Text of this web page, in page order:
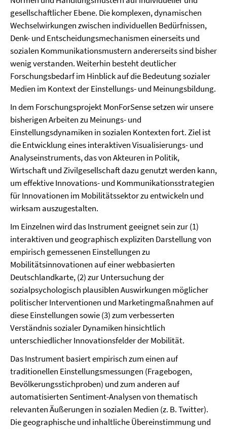
gesellschaftlicher Ebene. Die komplexen, dynamischen
Wechselwirkungen zwischen individuellen Bedürfnissen,
Denk- und Entscheidungsmechanismen einerseits und
sozialen Kommunikationsmustern andererseits sind bisher
wenig verstanden. Weiterhin besteht deutlicher
Forschungsbedarf im Hinblick auf die Bedeutung sozialer
Medien im Kontext der Einstellungs- und Meinungsbildung.
In dem Forschungsprojekt MonForSense setzen wir unsere
bisherigen Arbeiten zu Meinungs- und
Einstellungsdynamiken in sozialen Kontexten fort. Ziel ist
die Entwicklung eines interaktiven Visualisierungs- und
Analyseinstruments, das von Akteuren in Politik,
Wirtschaft und Zivilgesellschaft dazu genutzt werden kann,
um effektive Innovations- und Kommunikationsstrategien
für Innovationen im Mobilitätssektor zu entwickeln und
wirksam auszugestalten.
Im Einzelnen wird das Instrument geeignet sein zur (1)
interaktiven und geographisch expliziten Darstellung von
empirisch gemessenen Einstellungen zu
Mobilitätsinnovationen auf einer webbasierten
Deutschlandkarte, (2) zur Untersuchung der
sozialpsychologisch plausiblen Auswirkungen möglicher
politischer Interventionen und Marketingmaßnahmen auf
diese Einstellungen sowie (3) zum verbesserten
Verständnis sozialer Dynamiken hinsichtlich
unterschiedlicher Innovationsfelder der Mobilität.
Das Instrument basiert empirisch zum einen auf
traditionellen Einstellungsmessungen (Fragebogen,
Bevölkerungsstichproben) und zum anderen auf
automatisierten Sentiment-Analysen von thematisch
relevanten Äußerungen in sozialen Medien (z. B. Twitter).
Die geographische und inhaltliche Übereinstimmung und